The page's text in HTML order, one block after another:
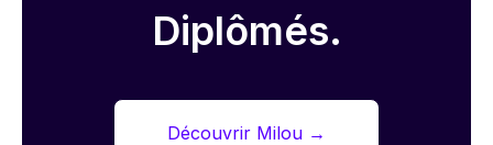
Diplômés.
Découvrir Milou →